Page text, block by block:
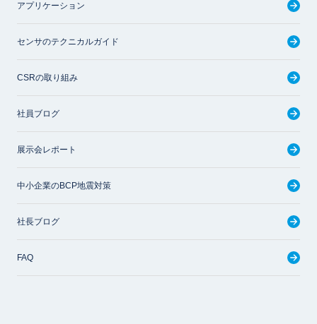
アプリケーション
センサのテクニカルガイド
CSRの取り組み
社員ブログ
展示会レポート
中小企業のBCP地震対策
社長ブログ
FAQ